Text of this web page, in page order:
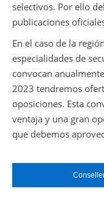
selectivos. Por ello
publicaciones
En el caso de la
especialidades de
convocan
2023 tendremos
oposiciones. Esta
ventaja y una gran
que debemos